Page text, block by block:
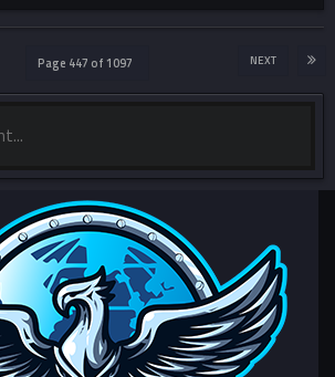
NEXT
Page 447 of 1097